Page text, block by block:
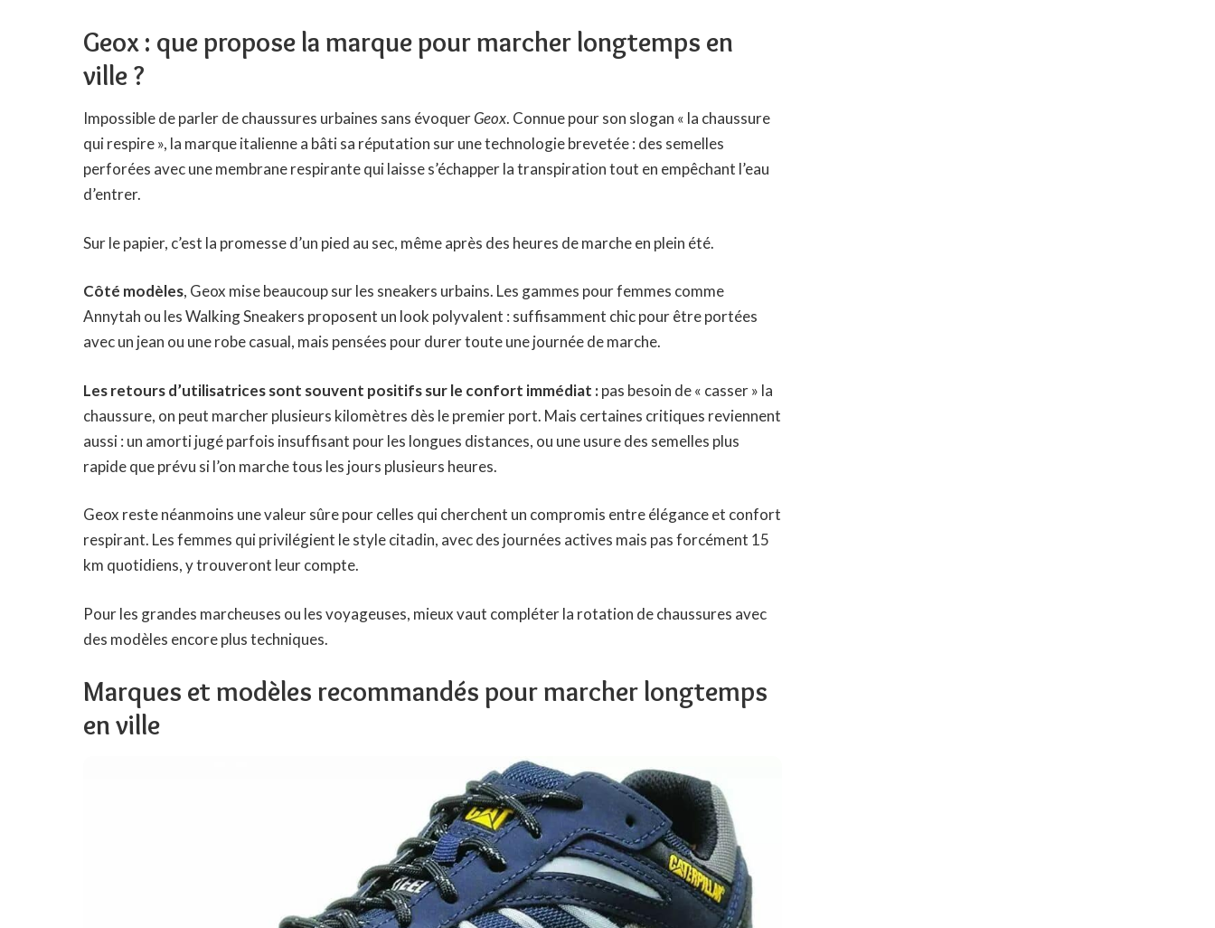
Geox : que propose la marque pour marcher longtemps en
ville ?
Impossible de parler de chaussures urbaines sans évoquerGeox. Connue pour son slogan « la chaussure
qui respire », la marque italienne a bâti sa réputation sur une technologie brevetée : des semelles
perforées avec une membrane respirante qui laisse s’échapper la transpiration tout en empêchant l’eau
d’entrer.
Sur le papier, c’est la promesse d’un pied au sec, même après des heures de marche en plein été.
Côté modèles, Geox mise beaucoup sur les sneakers urbains. Les gammes pour femmes comme
Annytah ou les Walking Sneakers proposent un look polyvalent : suffisamment chic pour être portées
avec un jean ou une robe casual, mais pensées pour durer toute une journée de marche.
Les retours d’utilisatrices sont souvent positifs sur le confort immédiat :pas besoin de « casser » la
chaussure, on peut marcher plusieurs kilomètres dès le premier port. Mais certaines critiques reviennent
aussi : un amorti jugé parfois insuffisant pour les longues distances, ou une usure des semelles plus
rapide que prévu si l’on marche tous les jours plusieurs heures.
Geox reste néanmoins une valeur sûre pour celles qui cherchent un compromis entre élégance et confort
respirant. Les femmes qui privilégient le style citadin, avec des journées actives mais pas forcément 15
km quotidiens, y trouveront leur compte.
Pour les grandes marcheuses ou les voyageuses, mieux vaut compléter la rotation de chaussures avec
des modèles encore plus techniques.
Marques et modèles recommandés pour marcher longtemps
en ville